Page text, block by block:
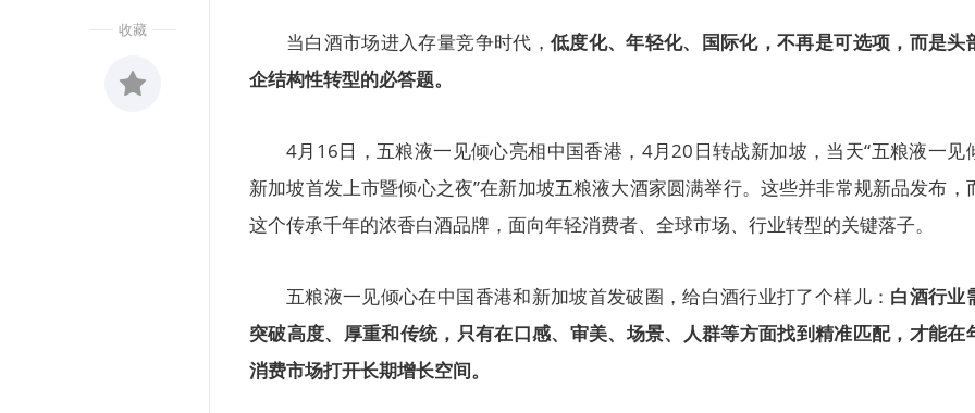
收藏 当白酒市场进入存量竞争时代， 低度化、年轻化、国际化，不再是可选项，而是头
企结构性转型的必答题。
4月16日，五粮液一见倾心亮相中国香港，4月20日转战新加坡，当天“五粮液一见
新加坡首发上市暨倾心之夜”在新加坡五粮液大酒家圆满举行。这些并非常规新品发布，
这个传承千年的浓香白酒品牌，面向年轻消费者、全球市场、行业转型的关键落子。
五粮液一见倾心在中国香港和新加坡首发破圈，给白酒行业打了个样儿： 白酒行业
突破高度、厚重和传统，只有在口感、审美、场景、人群等方面找到精准匹配，才能在
消费市场打开长期增长空间。